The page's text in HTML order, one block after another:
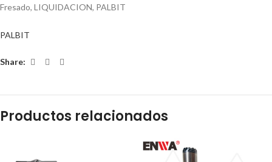
Fresado, LIQUIDACION, PALBIT
PALBIT
Share:
Productos relacionados